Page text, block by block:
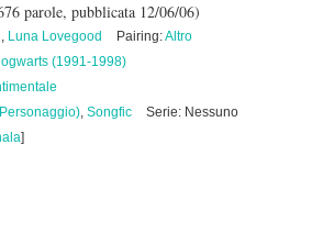
parole, pubblicata 12/06/06)
, Luna Lovegood Pairing:Altro
(1991-1998)
, Songfic
Serie: Nessuno
]